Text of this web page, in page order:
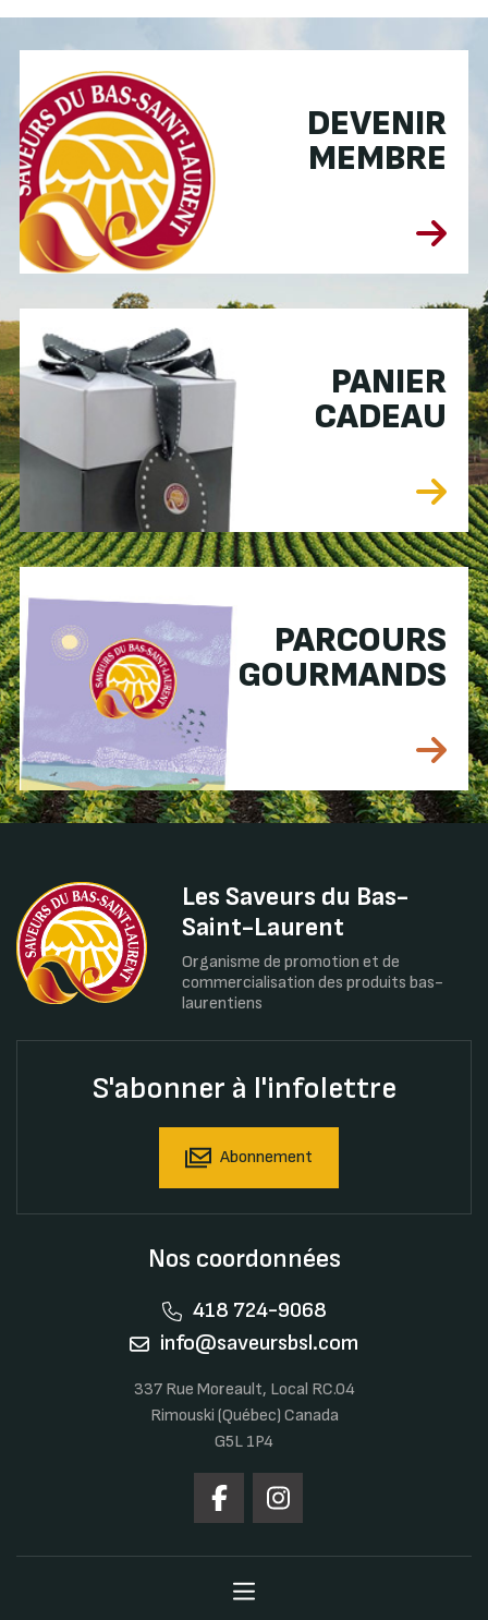
DEVENIR
MEMBRE
PANIER
CADEAU
PARCOURS
GOURMANDS
Les Saveurs du Bas-
Saint-Laurent
Organisme de promotion et de
commercialisation des produits bas-
laurentiens
S'abonner à l'infolettre
Abonnement
Nos coordonnées
418 724-9068
info@saveursbsl.com
337 Rue Moreault, Local RC.04
Rimouski (Québec) Canada
G5L 1P4